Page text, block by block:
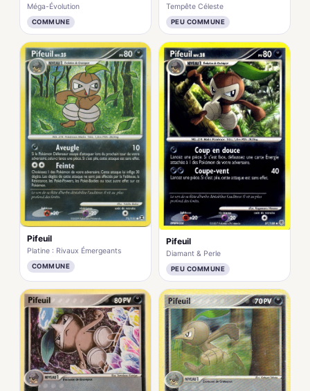
Méga-Évolution
COMMUNE
Tempête Céleste
PEU COMMUNE
Pifeuil
Platine : Rivaux Émergeants
COMMUNE
Pifeuil
Diamant & Perle
PEU COMMUNE